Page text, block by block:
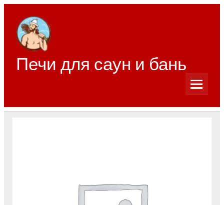
Перейти
содержимому
Печи для саун и бань